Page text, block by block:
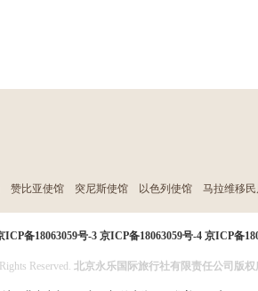
赞比亚使馆 突尼斯使馆 以色列使馆 马拉维移民
ICP备18063059号-3 京ICP备18063059号-4 京ICP备
Reserved. 北京永乐国际旅行社有限责任公司版权